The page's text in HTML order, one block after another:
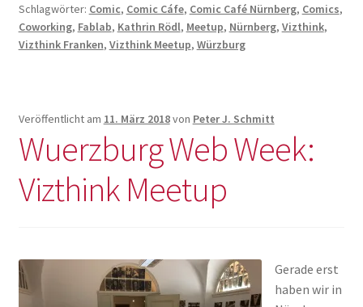
Schlagwörter: Comic, Comic Cáfe, Comic Café Nürnberg, Comics,
Coworking, Fablab, Kathrin Rödl, Meetup, Nürnberg, Vizthink,
Vizthink Franken, Vizthink Meetup, Würzburg
Veröffentlicht am 11. März 2018von Peter J. Schmitt
Wuerzburg Web Week:
Vizthink Meetup
Gerade erst
haben wir in